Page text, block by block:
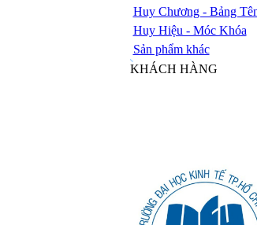
Huy Chương - Bảng
Huy Hiệu - Móc Khóa
Sản phẩm khác
KHÁCH HÀNG